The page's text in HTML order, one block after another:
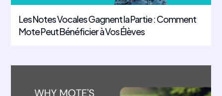
Les Notes Vocales Gagnent la Partie : Comment
Mote Peut Bénéficier à Vos Élèves